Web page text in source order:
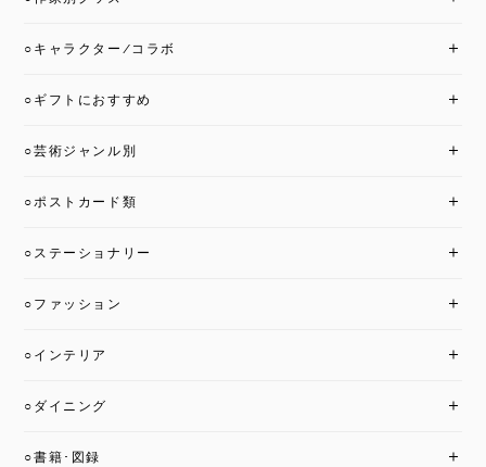
○キャラクター/コラボ
○ギフトにおすすめ
○芸術ジャンル別
○ポストカード類
○ステーショナリー
○ファッション
○インテリア
○ダイニング
○書籍･図録